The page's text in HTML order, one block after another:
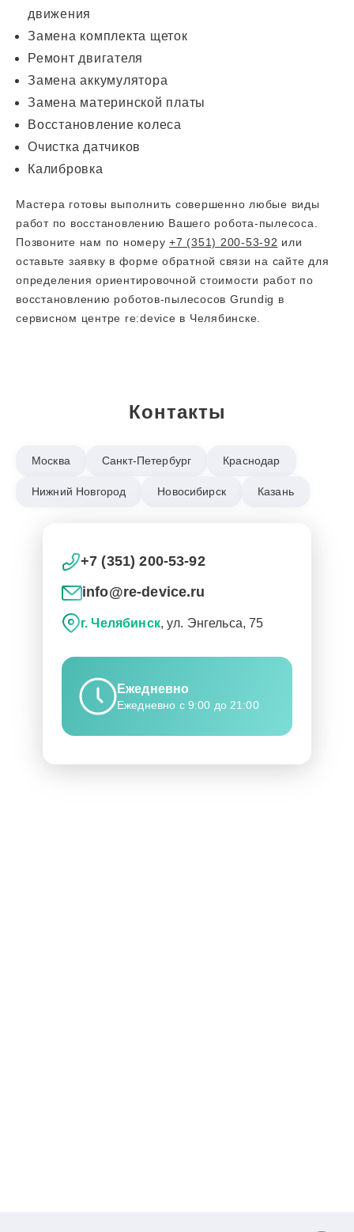
движения
Замена комплекта щеток
Ремонт двигателя
Замена аккумулятора
Замена материнской платы
Восстановление колеса
Очистка датчиков
Калибровка
Мастера готовы выполнить совершенно любые виды
работ по восстановлению Вашего робота-пылесоса.
Позвоните нам по номеру +7 (351) 200-53-92 или
оставьте заявку в форме обратной связи на сайте для
определения ориентировочной стоимости работ по
восстановлению роботов-пылесосов Grundig в
сервисном центре re:device в Челябинске.
Контакты
Москва Санкт-Петербург Краснодар
Нижний Новгород Новосибирск Казань
+7 (351) 200-53-92
info@re-device.ru
г. Челябинск, ул. Энгельса, 75
Ежедневно
Ежедневно с 9:00 до 21:00